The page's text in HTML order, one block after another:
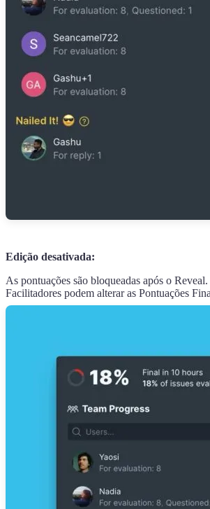
Edição desativada:
As pontuações são bloqueadas após o
Facilitadores podem alterar as Pontuações